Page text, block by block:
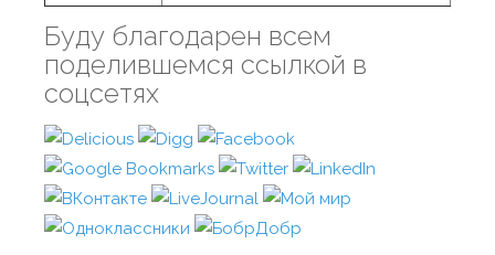
Буду благодарен всем
поделившемся ссылкой в
соцсетях